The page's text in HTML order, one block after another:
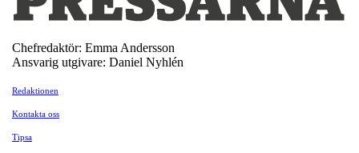
Chefredaktör: Emma Andersson
Ansvarig utgivare: Daniel Nyhlén
Redaktionen
Kontakta oss
Tipsa